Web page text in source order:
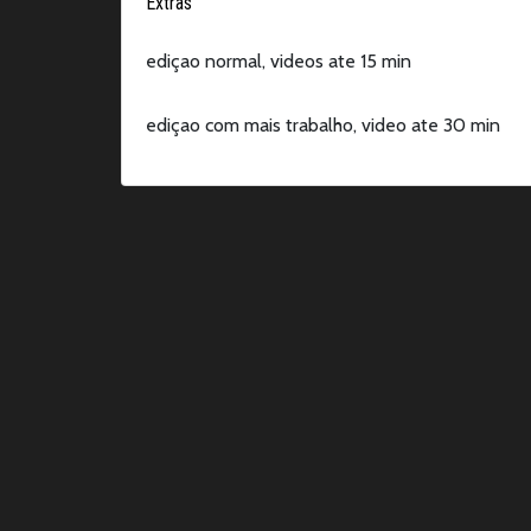
ediçao normal, videos ate 15 min
ediçao com mais trabalho, video ate 30 min